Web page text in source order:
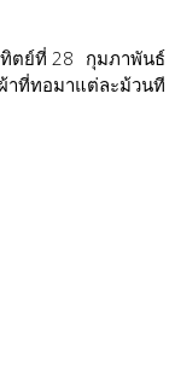
ตย์ที่ 28 กุมภาพันธ์
ที่ทอมาแต่ละม้วนที